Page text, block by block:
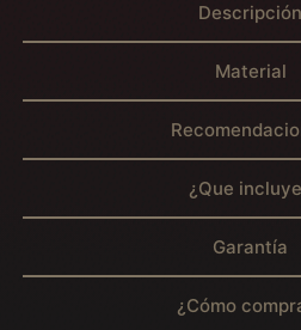
Descripción
Material
¿Que
Garantía
¿Cómo